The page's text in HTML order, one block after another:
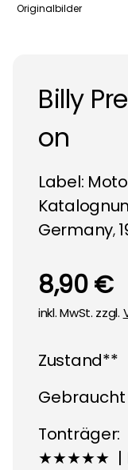
Originalbilder
Billy
on
Label:
Germany,
8,90 €
inkl. MwSt. zzgl.
Zustand**
Gebraucht
Tonträger:
★★★★★ |